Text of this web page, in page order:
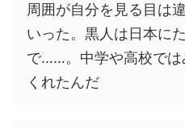
周囲が自分を見る目は
いった。黒人は日本に
で……。中学や高校では
くれたんだ